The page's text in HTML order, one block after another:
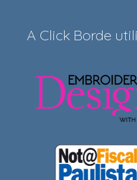
A Click Borde